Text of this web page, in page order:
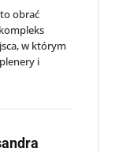
obrać
w którym
i